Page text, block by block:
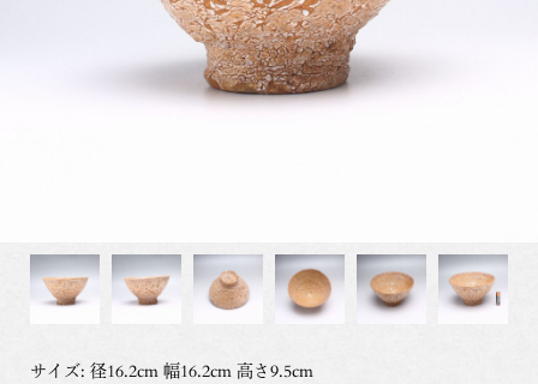
サイズ: 径16.2cm 幅16.2cm 高さ9.5cm